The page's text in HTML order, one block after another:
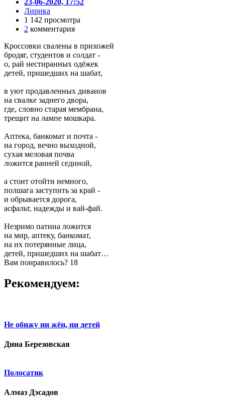
Лирика
1 142 просмотра
2 комментария
Кроссовки свалены в прихожей
бродяг, студентов и солдат -
о, рай нестиранных одёжек
детей, пришедших на шабат,
в уют продавленных диванов
на свалке заднего двора,
где, словно старая мембрана,
трещит на лампе мошкара.
Аптека, банкомат и почта -
на город, вечно выходной,
сухая меловая почва
ложится ранней сединой,
а стоит отойти немного,
полшага заступить за край -
и обрывается дорога,
асфальт, надежды и вай-фай.
Незримо патина ложится
на мир, аптеку, банкомат,
на их потерянные лица,
детей, пришедших на шабат…
Вам понравилось? 18
Рекомендуем:
Не обижу ни жён, ни детей
Дина Березовская
Полосатик
Алмаз Дэсадов